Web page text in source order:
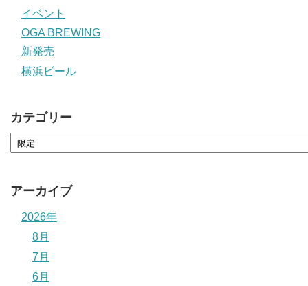
イベント
OGA BREWING
新発売
横浜ビール
カテゴリー
アーカイブ
2026年
8月
7月
6月